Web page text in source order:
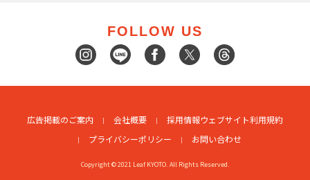
FOLLOW US
広告掲載のご案内 会社概要 採用情報ウェブサイト利用規約
プライバシーポリシー
お問い合わせ
Copyright © 2021 Leaf KYOTO. All Rights Reserved.